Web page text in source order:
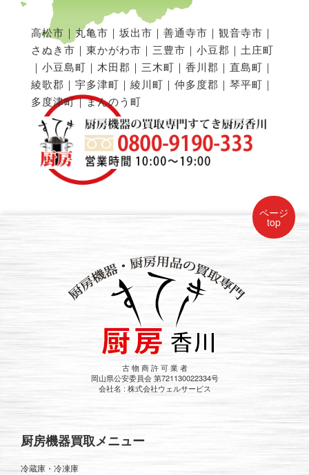
高松市｜丸亀市｜坂出市｜善通寺市｜観音寺市｜
さぬき市｜東かがわ市｜三豊市｜小豆郡｜土庄町
｜小豆島町｜木田郡｜三木町｜香川郡｜直島町｜
綾歌郡｜宇多津町｜綾川町｜仲多度郡｜琴平町｜
多度津町｜まんのう町
ページ
top
古 物 商 許 可 業 者
岡山県公安委員会 第721130022334号
会社名 : 株式会社ウェルサービス
厨房機器買取メニュー
冷蔵庫・冷凍庫